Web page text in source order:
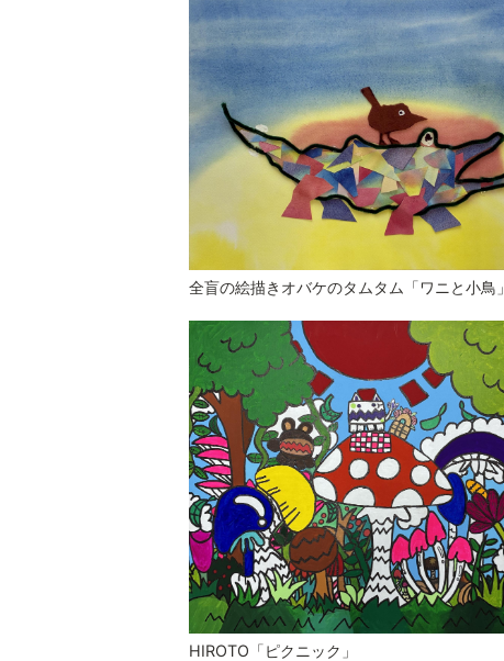
全盲の絵描きオバケのタムタム「ワニと小鳥」
HIROTO「ピクニック」